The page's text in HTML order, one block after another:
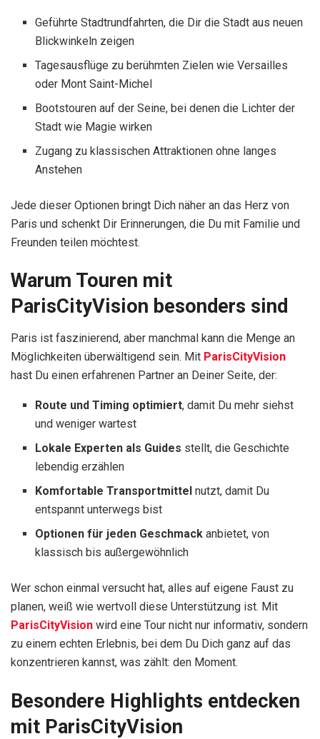
Geführte Stadtrundfahrten, die Dir die Stadt aus neuen
Blickwinkeln zeigen
Tagesausflüge zu berühmten Zielen wie Versailles
oder Mont Saint-Michel
Bootstouren auf der Seine, bei denen die Lichter der
Stadt wie Magie wirken
Zugang zu klassischen Attraktionen ohne langes
Anstehen
Jede dieser Optionen bringt Dich näher an das Herz von
Paris und schenkt Dir Erinnerungen, die Du mit Familie und
Freunden teilen möchtest.
Warum Touren mit
ParisCityVision besonders sind
Paris ist faszinierend, aber manchmal kann die Menge an
Möglichkeiten überwältigend sein. Mit ParisCityVision
hast Du einen erfahrenen Partner an Deiner Seite, der:
Route und Timing optimiert, damit Du mehr siehst
und weniger wartest
Lokale Experten als Guides stellt, die Geschichte
lebendig erzählen
Komfortable Transportmittel nutzt, damit Du
entspannt unterwegs bist
Optionen für jeden Geschmack anbietet, von
klassisch bis außergewöhnlich
Wer schon einmal versucht hat, alles auf eigene Faust zu
planen, weiß wie wertvoll diese Unterstützung ist. Mit
ParisCityVision wird eine Tour nicht nur informativ, sondern
zu einem echten Erlebnis, bei dem Du Dich ganz auf das
konzentrieren kannst, was zählt: den Moment.
Besondere Highlights entdecken
mit ParisCityVision